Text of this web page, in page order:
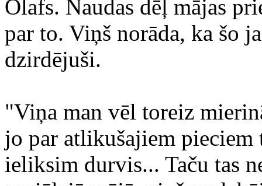
Olafs. Naudas dēļ mājas
par to. Viņš norāda, ka šo
dzirdējuši.
"Viņa man vēl toreiz
jo par atlikušajiem
ieliksim durvis... Taču tas